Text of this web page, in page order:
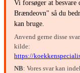
Vi forsøger at
Brændeovn" så du
kan bruge.
Anvend gerne disse
kilde:
https://
NB: Vores svar kan